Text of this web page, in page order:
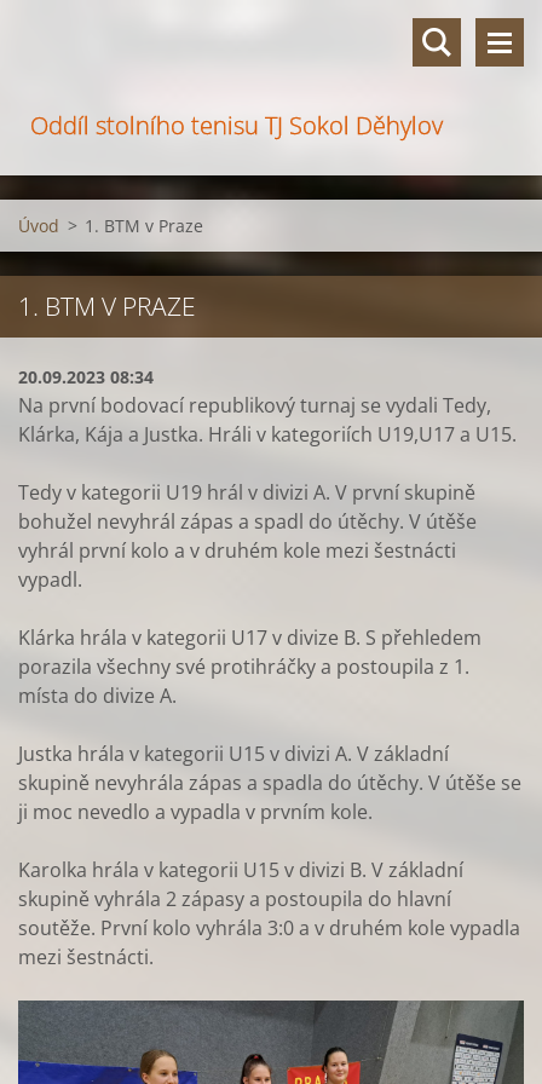
Oddíl stolního tenisu TJ Sokol Děhylov
Úvod > 1. BTM v Praze
1. BTM V PRAZE
20.09.2023 08:34
Na první bodovací republikový turnaj se vydali Tedy,
Klárka, Kája a Justka. Hráli v kategoriích U19,U17 a U15.
Tedy v kategorii U19 hrál v divizi A. V první skupině
bohužel nevyhrál zápas a spadl do útěchy. V útěše
vyhrál první kolo a v druhém kole mezi šestnácti
vypadl.
Klárka hrála v kategorii U17 v divize B. S přehledem
porazila všechny své protihráčky a postoupila z 1.
místa do divize A.
Justka hrála v kategorii U15 v divizi A. V základní
skupině nevyhrála zápas a spadla do útěchy. V útěše se
ji moc nevedlo a vypadla v prvním kole.
Karolka hrála v kategorii U15 v divizi B. V základní
skupině vyhrála 2 zápasy a postoupila do hlavní
soutěže. První kolo vyhrála 3:0 a v druhém kole vypadla
mezi šestnácti.